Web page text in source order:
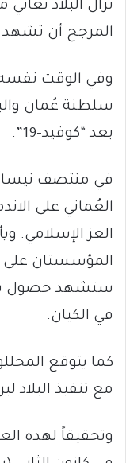
تزال البلاد
المرجح أن تشهد
وفي الوقت
سلطنة عُمان
بعد “كوفيد-19”.
في منتصف نيسان
العُماني على
العز الإسلامي.
المؤسستان على
في الكيان.
كما يتوقع
مع تنفيذ البلاد
وتحقيقاً لهذه